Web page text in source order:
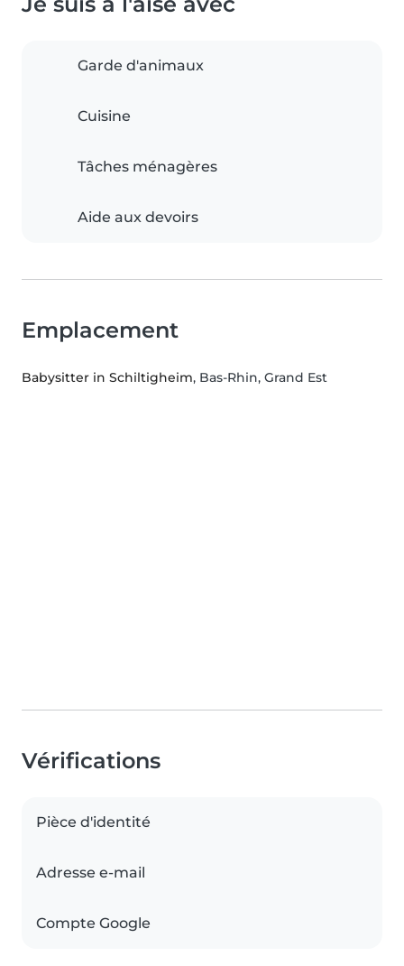
Garde d'animaux
Cuisine
Tâches ménagères
Aide aux devoirs
Emplacement
Babysitter in Schiltigheim, Bas-Rhin, Grand Est
Vérifications
Pièce d'identité
Adresse e-mail
Compte Google